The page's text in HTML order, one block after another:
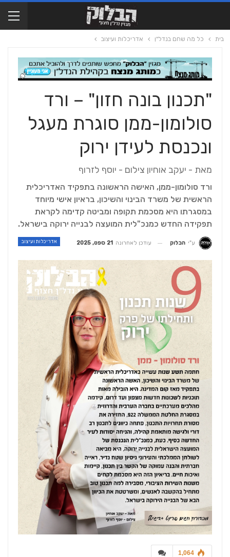
בית כל מה שחם בנדל"ן אדריכלות ועיצוב
"תכנון בונה חזון" – ורד
סולומון-ממן סוגרת מעגל
ונכנסת לעידן ירוק
מאת - יעקב אוחיון צילום - יוסף לזרוף
ורד סולומון-ממן, האישה הראשונה בתפקיד האדריכלית
הראשית של משרד הבינוי והשיכון, בראיון אישי מיוחד
במסגרתו היא מסכמת תקופה ומביטה קדימה לקראת
תפקידה החדש כמנכ"לית המועצה לבנייה ירוקה בישראל.
אדריכלות ועיצוב ע"י הבלוק עודכן לאחרונה 21 ספט, 2025
1,064